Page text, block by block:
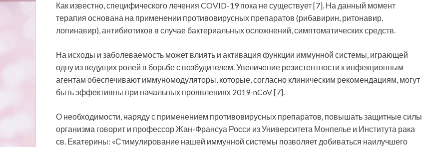
Как известно, специфического лечения COVID-19 пока не существует [7]. На данный момент
терапия основана на применении противовирусных препаратов (рибавирин, ритонавир,
лопинавир), антибиотиков в случае бактериальных осложнений, симптоматических средств.
На исходы и заболеваемость может влиять и активация функции иммунной системы, играющей
одну из ведущих ролей в борьбе с возбудителем. Увеличение резистентности к инфекционным
агентам обеспечивают иммуномодуляторы, которые, согласно клиническим рекомендациям, могут
быть эффективны при начальных проявлениях 2019-nCoV [7].
О необходимости, наряду с применением противовирусных препаратов, повышать защитные силы
организма говорит и профессор Жан-Франсуа Росси из Университета Монпелье и Института рака
св. Екатерины: «Стимулирование нашей иммунной системы позволяет добиваться наилучшего